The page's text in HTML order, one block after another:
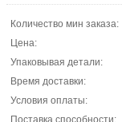
Количество мин заказа:
Цена:
Упаковывая детали:
Время доставки:
Условия оплаты:
Поставка способности: